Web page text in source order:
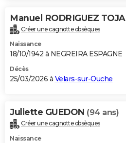
Manuel RODRIGUEZ TOJA
Créer une cagnotte obsèques
Naissance
18/10/1942 à NEGREIRA ESPAGNE
Décès
25/03/2026 à Velars-sur-Ouche
Juliette GUEDON (94 ans)
Créer une cagnotte obsèques
Naissance